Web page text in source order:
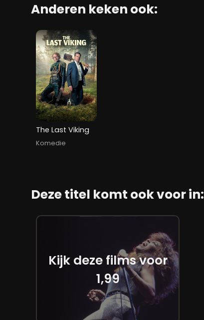
Anderen keken ook:
The Last Viking
Komedie
Deze titel komt ook voor in:
Kijk deze films voor
1,99